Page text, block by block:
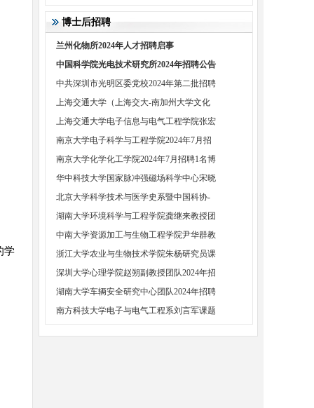
学
博士后招聘
兰州化物所2024年人才招聘启事
中国科学院光电技术研究所2024年招聘公告
中共深圳市光明区委党校2024年第二批招聘
上海交通大学（上海交大-南加州大学文化
上海交通大学电子信息与电气工程学院张宏
南京大学电子科学与工程学院2024年7月招
南京大学化学化工学院2024年7月招聘1名博
华中科技大学国家脉冲强磁场科学中心宋晓
北京大学科学技术与医学史系暨中国科协-
湖南大学环境科学与工程学院龚继来教授团
中南大学资源加工与生物工程学院尹华群教
浙江大学农业与生物技术学院朱杨研究员课
深圳大学心理学院赵朔副教授团队2024年招
湖南大学车辆安全研究中心团队2024年招聘
南方科技大学电子与电气工程系刘言军课题